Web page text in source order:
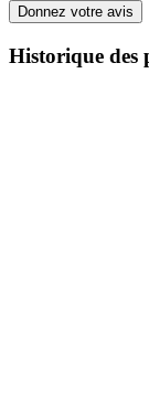
Donnez votre avis
Historique des